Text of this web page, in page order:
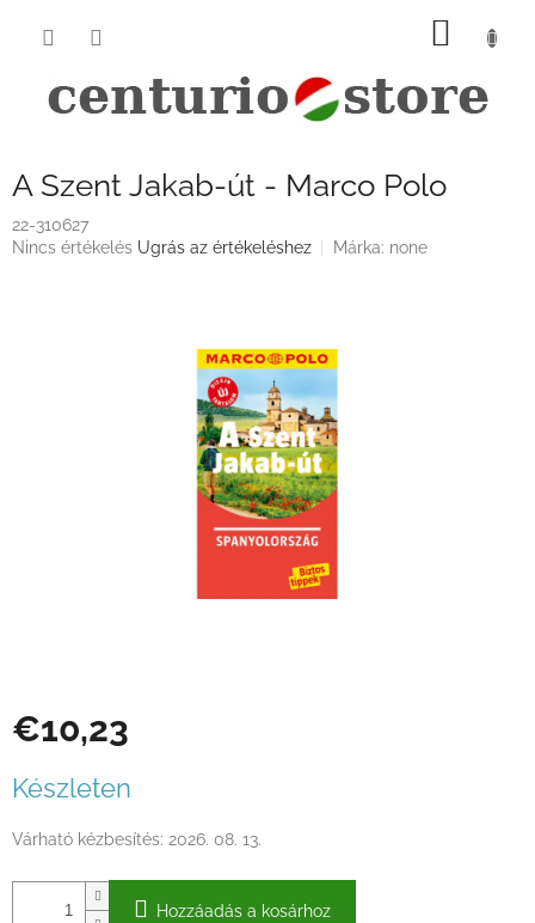
KOSÁR
A Szent Jakab-út - Marco Polo
22-310627
A
Nincs értékelés Ugrás az értékeléshez Márka: none
€10,23
Készleten
Várható kézbesítés: 2026. 08. 13.
Hozzáadás a kosárhoz